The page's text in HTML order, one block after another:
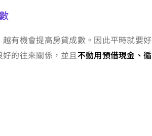
有機會提高房貸成數。因此平時就要好
的往來關係，並且不動用預借現金、循